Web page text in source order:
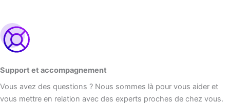
Support et accompagnement
Vous avez des questions ? Nous sommes là pour vous aider et
vous mettre en relation avec des experts proches de chez vous.